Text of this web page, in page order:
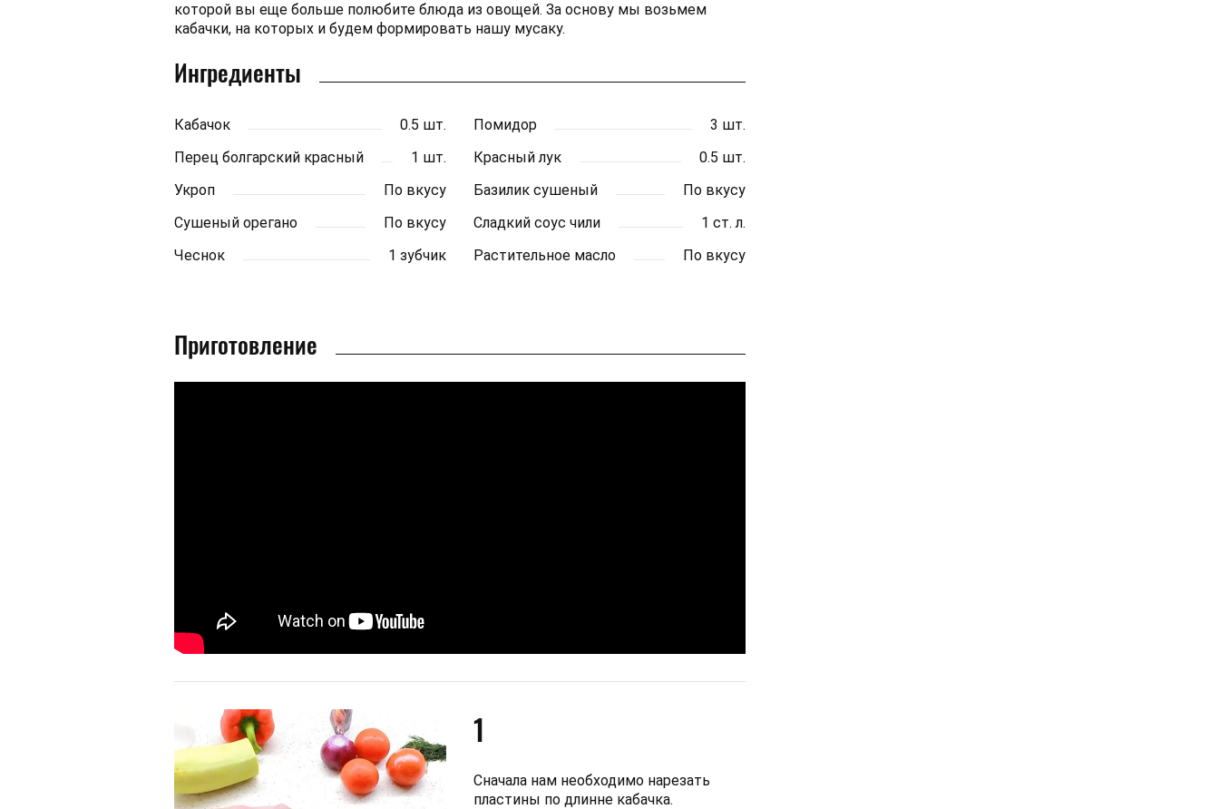
которой вы еще больше полюбите блюда из овощей. За основу мы возьмем
кабачки, на которых и будем формировать нашу мусаку.
Ингредиенты
Кабачок 0.5 шт. Помидор
3 шт.
Перец болгарский красный
1 шт. Красный лук
0.5 шт.
Укроп
По вкусу Базилик сушеный
По вкусу
Сушеный орегано
По вкусу Сладкий соус чили
1 ст. л.
Чеснок
1 зубчик Растительное масло По вкусу
Приготовление
1
Сначала нам необходимо нарезать
пластины по длинне кабачка.